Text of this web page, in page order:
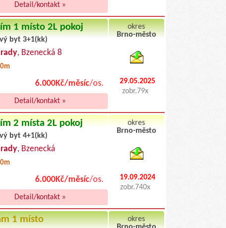
Detail/kontakt »
1 místo 2L pokoj
byt 3+1(kk)
, Bzenecká 8
6.000Kč/měsíc/os.
Detail/kontakt »
okres
Brno-město
29.05.2025
zobr.79x
2 místa 2L pokoj
byt 4+1(kk)
, Bzenecká
6.000Kč/měsíc/os.
Detail/kontakt »
okres
Brno-město
19.09.2024
zobr.740x
1 místo
okres